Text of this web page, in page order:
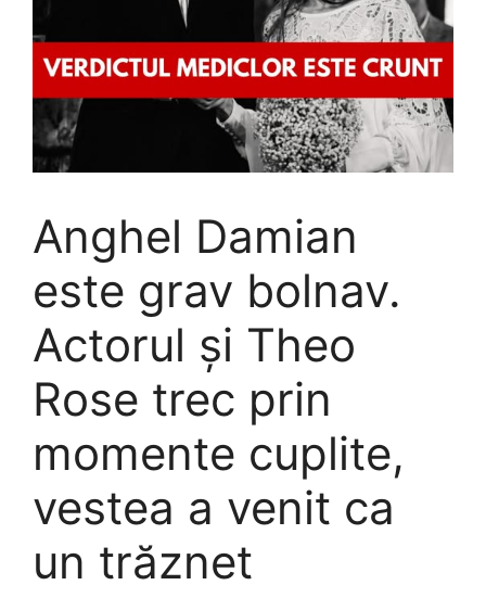
Anghel Damian
este grav bolnav.
Actorul și Theo
Rose trec prin
momente cuplite,
vestea a venit ca
un trăznet